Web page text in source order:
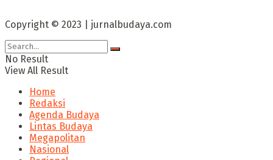
Copyright © 2023 | jurnalbudaya.com
No Result
View All Result
Home
Redaksi
Agenda Budaya
Lintas Budaya
Megapolitan
Nasional